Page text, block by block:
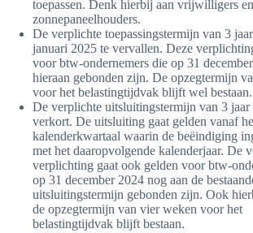
toepassen. Denk hierbij aan vrijwilligers en
zonnepaneelhouders.
De verplichte toepassingstermijn van 3
januari 2025 te vervallen. Deze
voor btw-ondernemers die op 31
hieraan gebonden zijn. De opzegtermijn
voor het belastingtijdvak blijft wel bestaan.
De verplichte uitsluitingstermijn van 3
verkort. De uitsluiting gaat gelden vanaf
kalenderkwartaal waarin de beëindiging
met het daaropvolgende kalenderjaar. De
verplichting gaat ook gelden voor btw-
op 31 december 2024 nog aan de
uitsluitingstermijn gebonden zijn. Ook
de opzegtermijn van vier weken voor het
belastingtijdvak blijft bestaan.